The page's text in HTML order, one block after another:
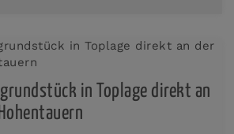
in Toplage direkt an